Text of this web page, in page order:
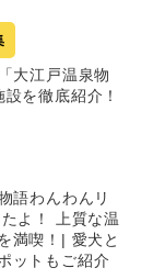
大江戸温泉物
を徹底紹介！
語わんわんリ
よ！ 上質な温
満喫！| 愛犬と
ットもご紹介